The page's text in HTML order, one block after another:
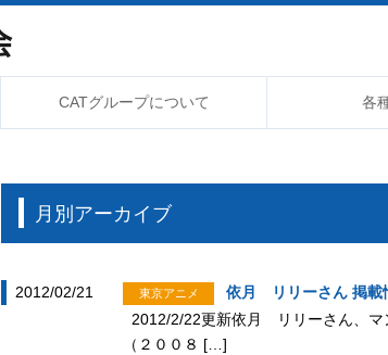
CATグループについて 各
月別アーカイブ
2012/02/21 東京アニメ
依月 リリーさん 掲載
2012/2/22更新依月 リリーさん、マ
（２００８ […]